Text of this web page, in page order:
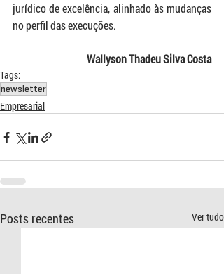
jurídico de excelência, alinhado às mudanças
no perfil das execuções.
Wallyson Thadeu Silva Costa
Tags:
newsletter
Empresarial
Posts recentes Ver tudo